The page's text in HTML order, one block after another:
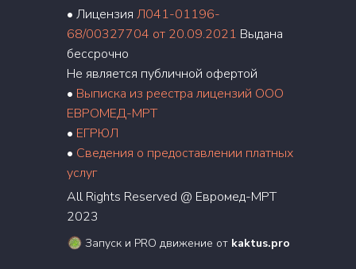
• Лицензия Л041-01196-
68/00327704 от 20.09.2021 Выдана
бессрочно
Не является публичной офертой
• Выписка из реестра лицензий ООО
ЕВРОМЕД-МРТ
• ЕГРЮЛ
• Сведения о предоставлении платных
услуг
All Rights Reserved @ Евромед-МРТ
2023
Запуск и PRO движение от kaktus.pro